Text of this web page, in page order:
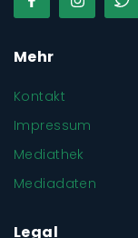
Mehr
Kontakt
Impressum
Mediathek
Mediadaten
Legal